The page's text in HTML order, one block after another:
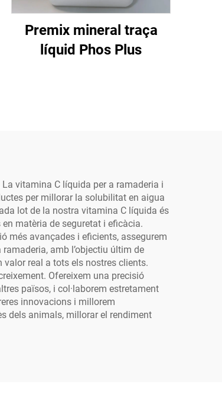
Premix mineral traça
líquid Phos Plus
vitamina C líquida per a ramaderia i
per millorar la solubilitat en aigua
lot de la nostra vitamina C líquida és
matèria de seguretat i eficàcia.
més avançades i eficients, assegurem
amb l’objectiu últim de
real a tots els nostres clients.
Ofereixem una precisió
països, i col·laborem estretament
innovacions i millorem
dels animals, millorar el rendiment